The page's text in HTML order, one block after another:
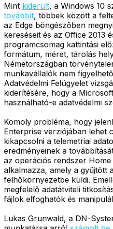
Mint kiderült, a Windows 10
továbbít, többek között a
az Edge böngészőben
kereséseit és az Office 2013
programcsomag kattintási
formátum, méret, tárolás
Németországban
munkavállalók nem
Adatvédelmi Felügyelet
kiderítésére, hogy a
használható-e adatvédelmi
Komoly probléma, hogy
Enterprise verziójában lehet
kikapcsolni a telemetriai
eredményeinek a
az operációs rendszer
alkalmazza, amely a gyűjtött
felhőkörnyezetbe küldi.
megfelelő adatátviteli
fájlok elfoghatók és
Lukas Grunwald, a DN-